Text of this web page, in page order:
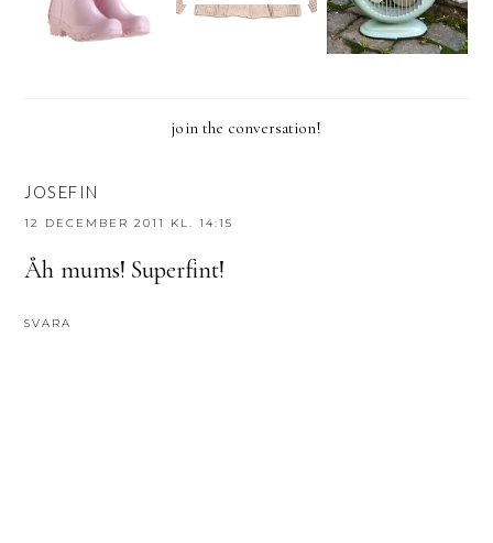
join the conversation!
JOSEFIN
12 DECEMBER 2011 KL. 14:15
Åh mums! Superfint!
SVARA